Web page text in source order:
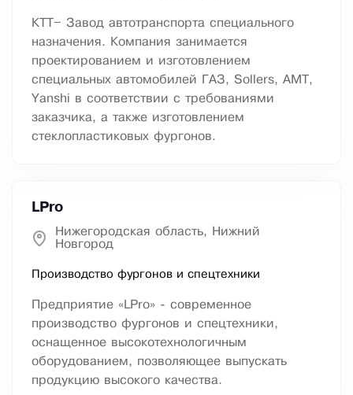
КТТ– Завод автотранспорта специального
назначения. Компания занимается
проектированием и изготовлением
специальных автомобилей ГАЗ, Sollers, AMT,
Yanshi в соответствии с требованиями
заказчика, а также изготовлением
стеклопластиковых фургонов.
LPro
Нижегородская область, Нижний
Новгород
Производство фургонов и спецтехники
Предприятие «LPro» - современное
производство фургонов и спецтехники,
оснащенное высокотехнологичным
оборудованием, позволяющее выпускать
продукцию высокого качества.